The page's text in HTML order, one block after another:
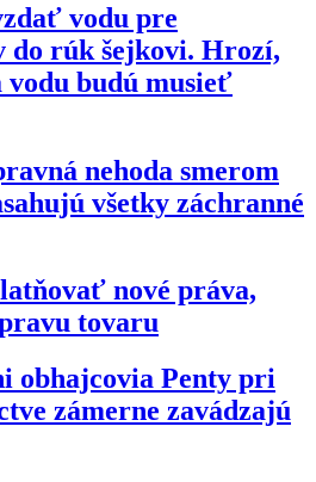
vodu pre
do rúk šejkovi. Hrozí,
budú musieť
nehoda smerom
všetky záchranné
nové práva,
tovaru
obhajcovia Penty pri
zámerne zavádzajú